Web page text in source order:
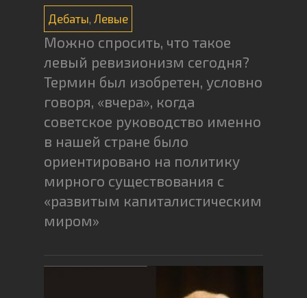
Дебаты Левые
Можно спросить, что такое
левый ревизионизм сегодня?
Термин был изобретен, условно
говоря, «вчера», когда
советское руководство именно
в нашей стране было
ориентировано на политику
мирного существования с
«развитым капиталистическим
миром»